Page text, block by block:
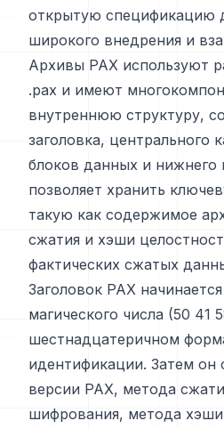
открытую спецификацию
широкого внедрения и
Архивы PAX используют
.pax и имеют
внутреннюю структуру,
заголовка, центрального
блоков данных и нижнего
позволяет хранить
такую как содержимое
сжатия и хэши
фактических сжатых
Заголовок PAX
магического числа (50 41
шестнадцатеричном
идентификации. Затем он
версии PAX, метода
шифрования, метода